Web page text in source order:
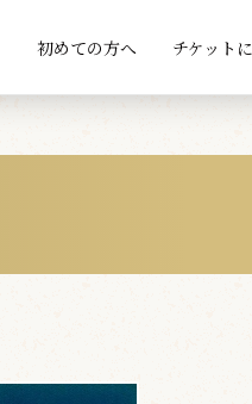
初めての方へ チケット